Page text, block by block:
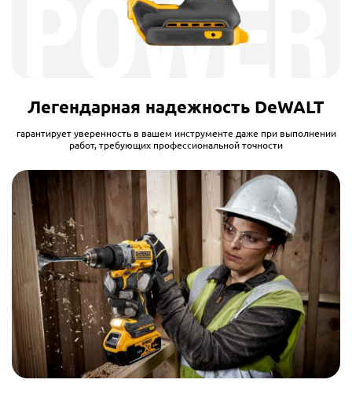
Легендарная надежность DeWALT
гарантирует уверенность в вашем инструменте даже при выполнении
работ, требующих профессиональной точности